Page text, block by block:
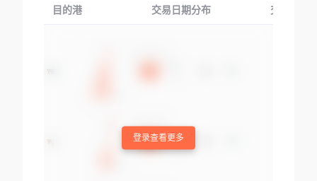
目的港 交易日期分布 交易产品
登录查看更多